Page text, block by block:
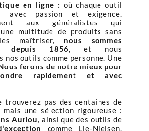
en ligne : où chaque outil
avec passion et exigence.
aux généralistes qui
multitude de produits sans
maîtriser, nous sommes
depuis 1856, et nous
nos outils comme personne. Une
ferons de notre mieux pour
rapidement et avec
trouverez pas des centaines de
mais une sélection rigoureuse :
Auriou, ainsi que des outils de
comme Lie-Nielsen,